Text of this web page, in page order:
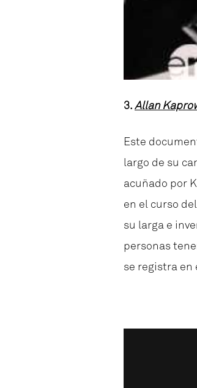
3.Allan
Este
largo de su
acuñado por
en el curso
su larga e
personas
se registra en